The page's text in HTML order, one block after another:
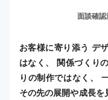
面談確認
お客様に寄り添う デ
はなく、 関係づくり
りの制作ではなく、
その先の展開や成長